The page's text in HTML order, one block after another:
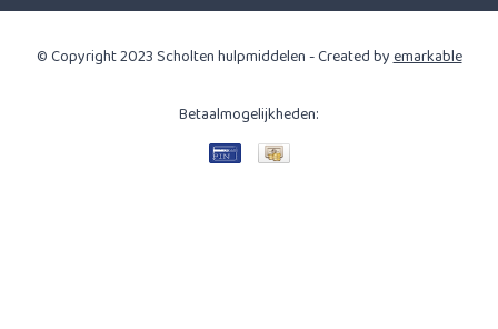
© Copyright 2023 Scholten hulpmiddelen - Created byemarkable
Betaalmogelijkheden: